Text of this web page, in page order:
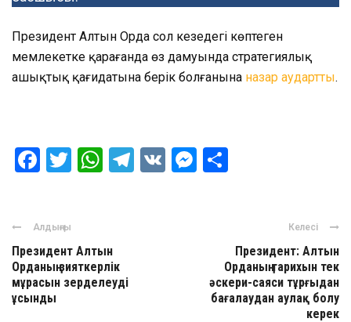
Президент Алтын Орда сол кезеңдегі көптеген
мемлекетке қарағанда өз дамуында стратегиялық
ашықтық қағидатына берік болғанына назар аудартты.
Facebook
Twitter
WhatsApp
Telegram
VK Messenger
Алдыңғы
Президент Алтын
Орданың зияткерлік
мұрасын зерделеуді
ұсынды
Келесі
Президент: Алтын
Орданың тарихын тек
әскери-саяси тұрғыдан
бағалаудан аулақ болу
керек